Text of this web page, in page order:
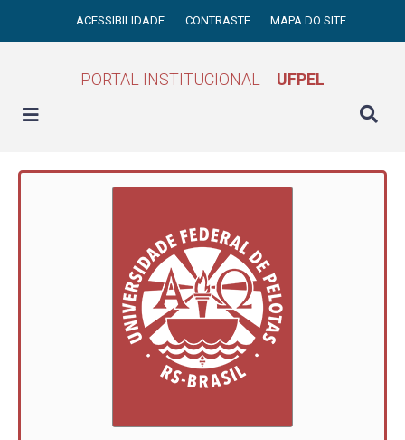
ACESSIBILIDADE CONTRASTE MAPA DO SITE
PORTAL INSTITUCIONAL UFPEL